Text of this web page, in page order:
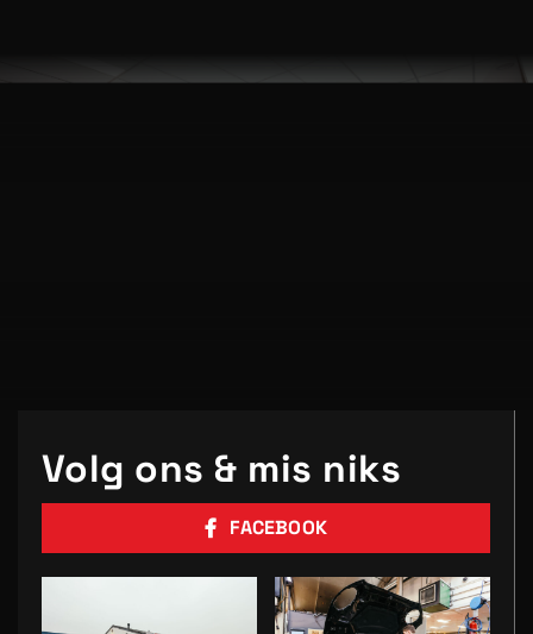
Volg ons & mis niks
FACEBOOK